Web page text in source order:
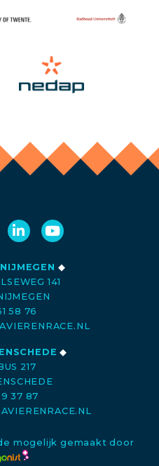
◆
141
58 76
◆
217
37 87
mogelijk gemaakt door